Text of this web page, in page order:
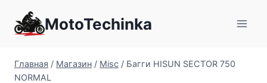
содержимому
MotoTechinka
Главная / Магазин / Misc / Багги HISUN SECTOR 750
NORMAL